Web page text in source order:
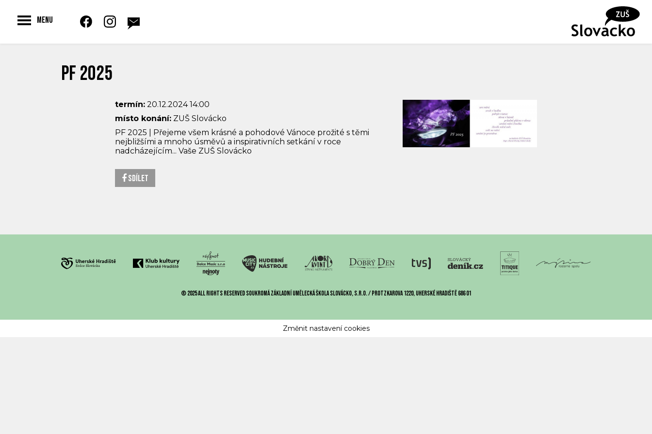
Toggle
MENU
PF 2025
termín: 20.12.2024 14:00
místo konání: ZUŠ Slovácko
PF 2025 | Přejeme všem krásné a pohodové Vánoce prožité s těmi
nejbližšími a mnoho úsměvů a inspirativních setkání v roce
nadcházejícím... Vaše ZUŠ Slovácko
Sdílet
© 2025 All rights reserved Soukromá základní umělecká škola Slovácko, s.r.o. / Protzkarova 1220, Uherské Hradiště 686 01
Změnit nastavení cookies